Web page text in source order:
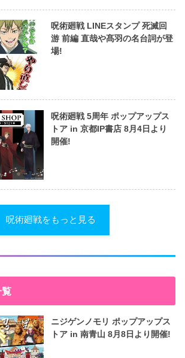
呪術廻戦 LINEスタンプ 死滅回
游 前編 直哉や髙羽の名台詞が登
場!
呪術廻戦 5周年 ポップアップス
トア in 京都IP書店 8月4日より
開催!
呪術廻戦をもっと見る
ニジゲンノモリ ポップアップス
トア in 南青山 8月8日より開催!